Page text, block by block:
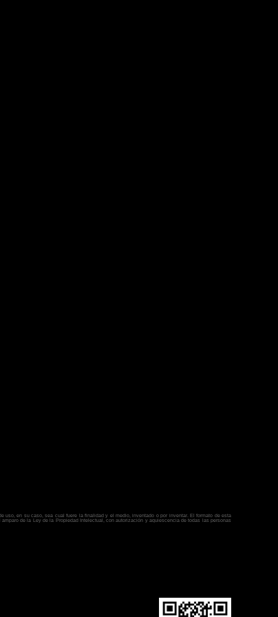
uso, en su caso, sea cual fuere la finalidad y el medio, inventado o por inventar. El formato de esta
de la Ley de la Propiedad Intelectual, con autorización y aquiescencia de todas las personas